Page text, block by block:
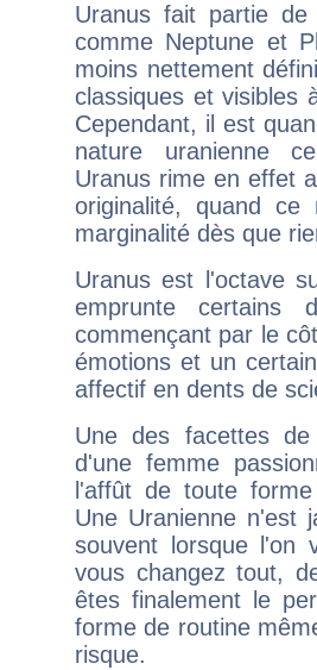
Uranus fait partie
comme Neptune et
moins nettement
classiques et visibles
Cependant, il est
nature uranienne
Uranus rime en effet
originalité, quand ce
marginalité dès que
Uranus est l'octave
emprunte
commençant par le
émotions et un
affectif en dents de
Une des facettes
d'une femme
l'affût de toute
Une Uranienne n'est
souvent lorsque l'on
vous changez tout,
êtes finalement le
forme de routine
risque.